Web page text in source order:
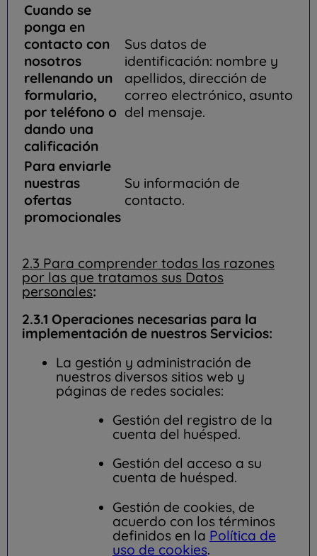
Cuando se
ponga en
contacto con
nosotros
rellenando un
formulario,
por teléfono o
dando una
calificación
Sus datos de
identificación: nombre y
apellidos, dirección de
correo electrónico, asunto
del mensaje.
Para enviarle
nuestras
ofertas
promocionales
Su información de
contacto.
2.3 Para comprender todas las razones
por las que tratamos sus Datos
personales:
2.3.1 Operaciones necesarias para la
implementación de nuestros Servicios:
La gestión y administración de
nuestros diversos sitios web y
páginas de redes sociales:
Gestión del registro de la
cuenta del huésped.
Gestión del acceso a su
cuenta de huésped.
Gestión de cookies, de
acuerdo con los términos
definidos en la Política de
uso de cookies.